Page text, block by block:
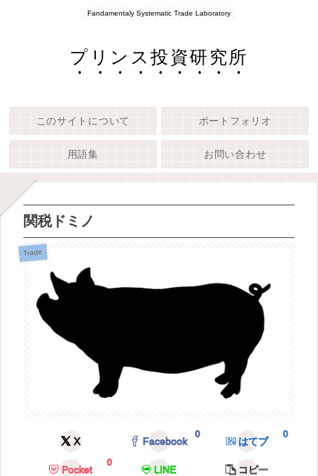
Fandamentaly Systematic Trade Laboratory
プリンス投資研究所
このサイトについて ポートフォリオ
用語集 お問い合わせ
関税ドミノ
Trade
X Facebook
0
はてブ
0
Pocket
0
LINE コピー